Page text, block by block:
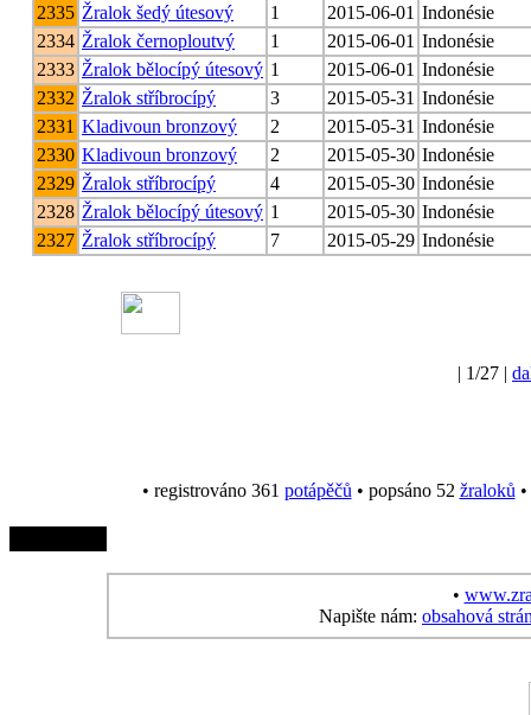
2335 Žralok šedý útesový 1 2015-06-01 Indonésie
2334 Žralok černoploutvý 1 2015-06-01 Indonésie
2333 Žralok bělocípý útesový 1 2015-06-01 Indonésie
2332 Žralok stříbrocípý 3 2015-05-31 Indonésie
2331 Kladivoun bronzový 2 2015-05-31 Indonésie
2330 Kladivoun bronzový 2 2015-05-30 Indonésie
2329 Žralok stříbrocípý 4 2015-05-30 Indonésie
2328 Žralok bělocípý útesový 1 2015-05-30 Indonésie
2327 Žralok stříbrocípý 7 2015-05-29 Indonésie
| 1/27 |
• registrováno 361 potápěčů • popsáno 52 žraloků
•
Napište nám: obsahová